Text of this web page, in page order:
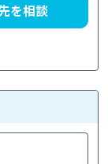
を相談